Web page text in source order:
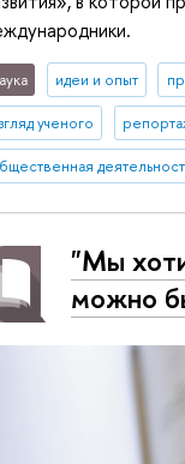
идеи и опыт
ученого
"Мы
можно